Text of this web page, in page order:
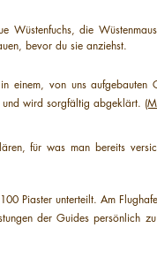
Wüstenfuchs, die
bevor du sie anziehst.
einem, von uns
und wird sorgfältig abgeklärt.
für was man bereits
Piaster unterteilt. Am
der Guides persönlich